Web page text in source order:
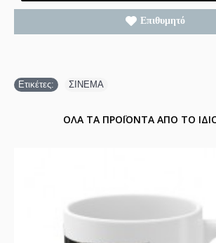
Επιθυμητό
Ετικέτες: ΣΙΝΕΜΑ
ΟΛΑ ΤΑ ΠΡΟΪΟΝΤΑ ΑΠΟ ΤΟ